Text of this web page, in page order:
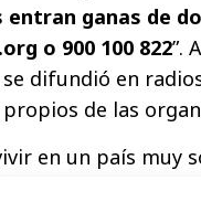
entran ganas de
o 900 100 822”.
difundió en
de las
en un país muy
el impulso de